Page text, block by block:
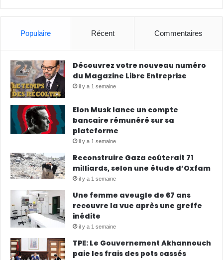
Populaire Récent Commentaires
Découvrez votre nouveau numéro
du Magazine Libre Entreprise
il y a 1 semaine
Elon Musk lance un compte
bancaire rémunéré sur sa
plateforme
il y a 1 semaine
Reconstruire Gaza coûterait 71
milliards, selon une étude d’Oxfam
il y a 1 semaine
Une femme aveugle de 67 ans
recouvre la vue après une greffe
inédite
il y a 1 semaine
TPE: Le Gouvernement Akhannouch
paie les frais des pots cassés